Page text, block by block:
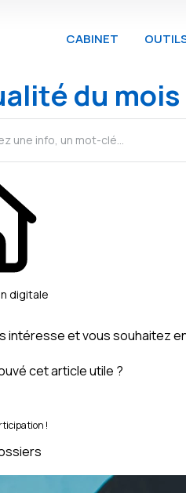
CABINET
du mois
digitale
intéresse et vous souhaitez
cet article utile ?
!